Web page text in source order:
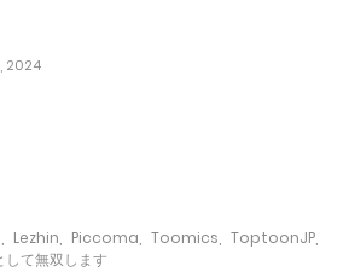
2024
Lezhin Piccoma Toomics ToptoonJP
て無双します